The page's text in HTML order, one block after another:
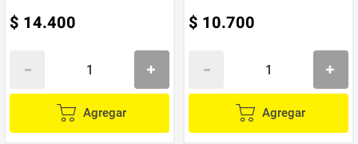
$ 14.400
Agregar
$ 10.700
Agregar